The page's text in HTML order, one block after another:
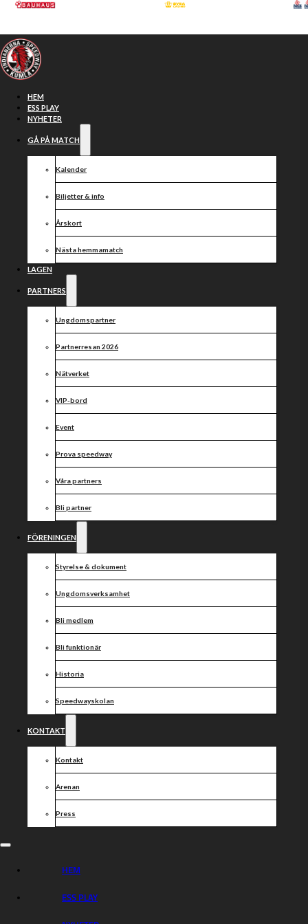
Hoppa till huvudinnehåll
HEM
ESS PLAY
NYHETER
GÅ PÅ MATCH
Kalender
Biljetter & info
Årskort
Nästa hemmamatch
LAGEN
PARTNERS
Ungdomspartner
Partnerresan 2026
Nätverket
VIP-bord
Event
Prova speedway
Våra partners
Bli partner
FÖRENINGEN
Styrelse & dokument
Ungdomsverksamhet
Bli medlem
Bli funktionär
Historia
Speedwayskolan
KONTAKT
Kontakt
Arenan
Press
HEM
ESS PLAY
Press &
Practice 28
april